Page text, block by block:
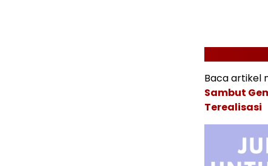
Baca artikel
Sambut
Terealisasi